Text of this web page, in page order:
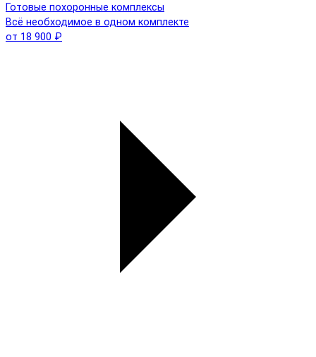
Готовые похоронные комплексы
Всё необходимое в одном комплекте
от 18 900 ₽